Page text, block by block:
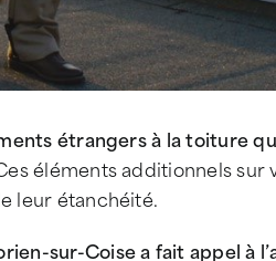
étrangers à la toiture
éléments additionnels
leur étanchéité.
sur-Coise a fait appel à